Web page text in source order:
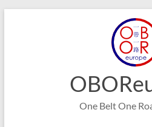
One Belt One